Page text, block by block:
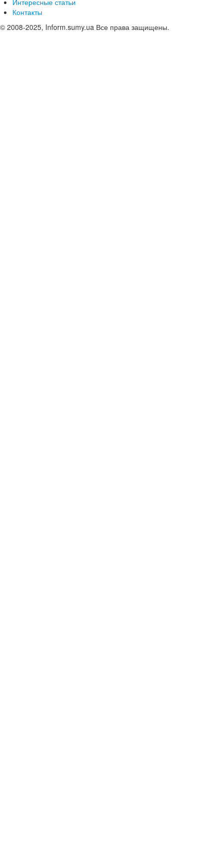
Интересные статьи
Контакты
© 2008-2025, Inform.sumy.ua Все права защищены.